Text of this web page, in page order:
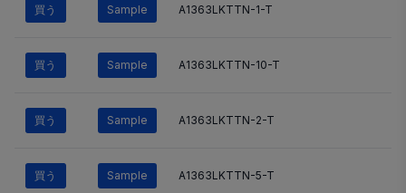
買う Sample A1363LKTTN-1-T
買う Sample A1363LKTTN-10-T
買う Sample A1363LKTTN-2-T
買う Sample A1363LKTTN-5-T